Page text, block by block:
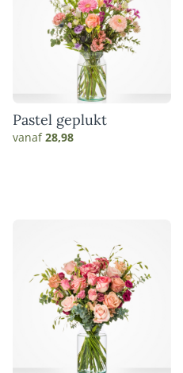
Pastel geplukt
vanaf28,98